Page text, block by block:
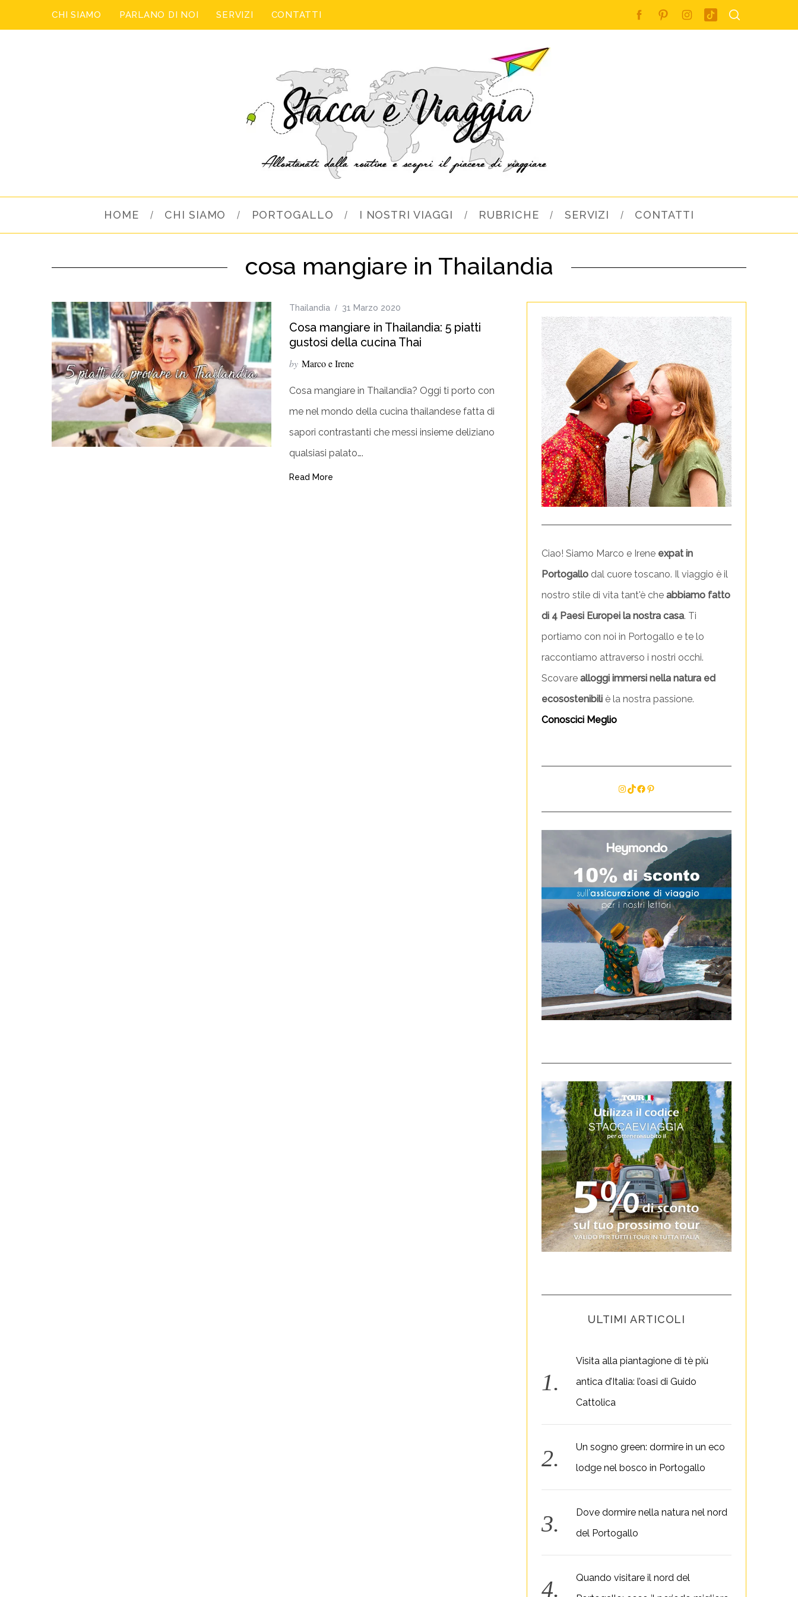
CHI SIAMO PARLANO DI NOI SERVIZI CONTATTI
HOME CHI SIAMO PORTOGALLO I NOSTRI VIAGGI RUBRICHE SERVIZI CONTATTI
cosa mangiare in Thailandia
Thailandia 31 Marzo 2020
Cosa mangiare in Thailandia: 5 piatti
gustosi della cucina Thai
by Marco e Irene
Cosa mangiare in Thailandia? Oggi ti porto con
me nel mondo della cucina thailandese fatta di
sapori contrastanti che messi insieme deliziano
qualsiasi palato….
Read More
Ciao! Siamo Marco e Irene expat in
Portogallo dal cuore toscano. Il viaggio è il
nostro stile di vita tant'è che abbiamo fatto
di 4 Paesi Europei la nostra casa. Ti
portiamo con noi in Portogallo e te lo
raccontiamo attraverso i nostri occhi.
Scovare alloggi immersi nella natura ed
ecosostenibili è la nostra passione.
Conoscici Meglio
InstagramTikTok Facebook Pinterest
ULTIMI ARTICOLI
Visita alla piantagione di tè più
antica d’Italia: l’oasi di Guido
Cattolica
Un sogno green: dormire in un eco
lodge nel bosco in Portogallo
Dove dormire nella natura nel nord
del Portogallo
Quando visitare il nord del